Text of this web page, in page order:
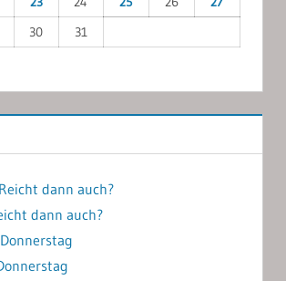
30
31
Reicht dann auch?
dann auch?
Donnerstag